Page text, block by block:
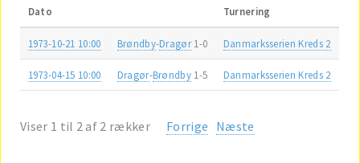
Dato Turnering
1973-10-21 10:00 Brøndby-Dragør1-0 Danmarksserien Kreds 2
1973-04-15 10:00 Dragør-Brøndby 1-5 Danmarksserien Kreds 2
Viser 1 til 2 af 2 rækker Forrige Næste